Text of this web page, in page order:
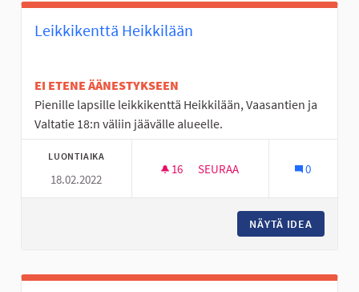
Leikkikenttä Heikkilään
EI ETENE ÄÄNESTYKSEEN
Pienille lapsille leikkikenttä Heikkilään, Vaasantien ja
Valtatie 18:n väliin jäävälle alueelle.
LUONTIAIKA
18.02.2022
16 16 SEURAAJAA
SEURAA 0
NÄYTÄ IDEA